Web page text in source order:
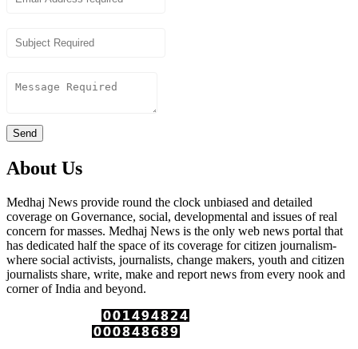
Send
About Us
Medhaj News provide round the clock unbiased and detailed
coverage on Governance, social, developmental and issues of real
concern for masses. Medhaj News is the only web news portal that
has dedicated half the space of its coverage for citizen journalism-
where social activists, journalists, change makers, youth and citizen
journalists share, write, make and report news from every nook and
corner of India and beyond.